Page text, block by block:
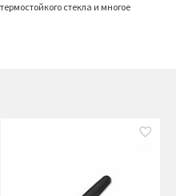
стекла и многое